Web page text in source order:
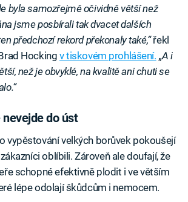
byla samozřejmě očividně větší než
jsme posbírali tak dvacet dalších
předchozí rekord překonaly také,“řekl
Hocking v tiskovém prohlášení. „A i
než je obvyklé, na kvalitě ani chuti se
do úst
vypěstování velkých borůvek pokoušejí
oblíbili. Zároveň ale doufají, že
schopné efektivně plodit i ve větším
lépe odolají škůdcům i nemocem.